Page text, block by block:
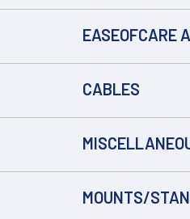
EASEOFCARE
CABLES
MOUNTS/